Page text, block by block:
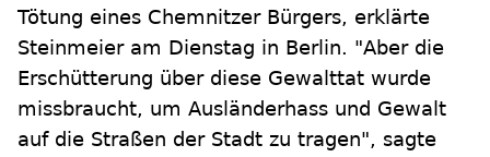
Tötung eines Chemnitzer Bürgers, erklärte
Steinmeier am Dienstag in Berlin. "Aber die
Erschütterung über diese Gewalttat wurde
missbraucht, um Ausländerhass und Gewalt
auf die Straßen der Stadt zu tragen", sagte